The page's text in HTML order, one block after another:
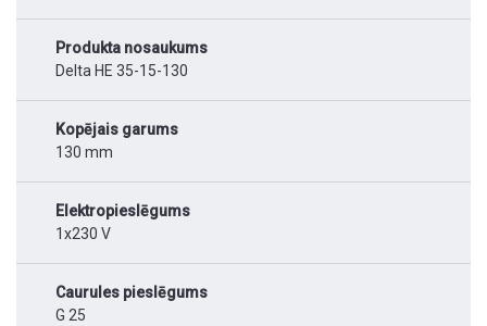
Produkta nosaukums
Delta HE 35-15-130
Kopējais garums
130 mm
Elektropieslēgums
1x230 V
Caurules pieslēgums
G 25